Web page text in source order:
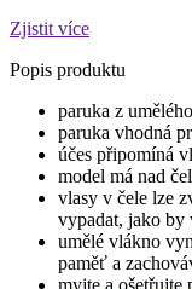
Zjistit více
Popis produktu
paruka z
paruka vhodná
účes připomíná
model má nad
vlasy v čele lze
vypadat, jako by
umělé vlákno
paměť a